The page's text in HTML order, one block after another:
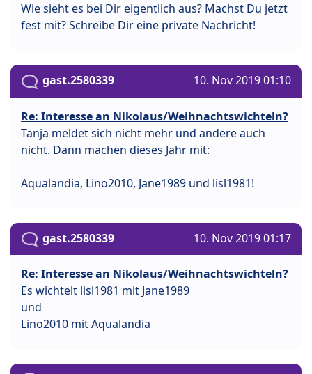
Wie sieht es bei Dir eigentlich aus? Machst Du jetzt
fest mit? Schreibe Dir eine private Nachricht!
gast.2580339 10. Nov 2019 01:10
Re: Interesse an Nikolaus/Weihnachtswichteln?
Tanja meldet sich nicht mehr und andere auch
nicht. Dann machen dieses Jahr mit:
Aqualandia, Lino2010, Jane1989 und lisl1981!
gast.2580339 10. Nov 2019 01:17
Re: Interesse an Nikolaus/Weihnachtswichteln?
Es wichtelt lisl1981 mit Jane1989
und
Lino2010 mit Aqualandia